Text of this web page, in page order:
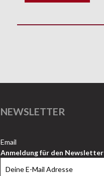
NEWSLETTER
Email
Anmeldung für den Newsletter